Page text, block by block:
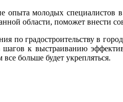
опыта молодых специалистов
области, поможет внести
по градостроительству в
к выстраиванию
больше будет укрепляться.